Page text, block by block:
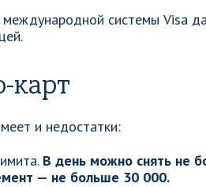
системы Visa
карт
и недостатки:
В день можно снять не
— не больше 30 000.